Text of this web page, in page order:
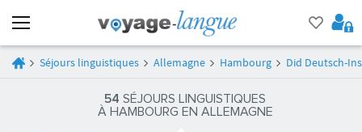
Séjours linguistiques Allemagne Hambourg Did Deutsch-
54 SÉJOURS LINGUISTIQUES
À HAMBOURG EN ALLEMAGNE